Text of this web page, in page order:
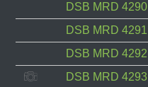
DSB MRD 4290
DSB MRD 4291
DSB MRD 4292
DSB MRD 4293